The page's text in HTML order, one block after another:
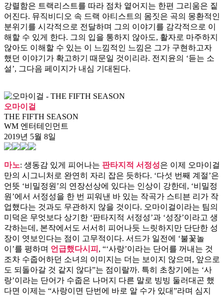
강렬함은 트랙리스트를 따라 점차 옅어지는 한편 그리움은 짙
어진다. 뮤직비디오 속 드랙 아티스트의 몸짓은 곡의 몽환적인
분위기를 시각적으로 전달하며 그의 이야기를 감각적으로 이
해할 수 있게 한다. 그의 입을 통하지 않아도, 활자로 마주하지
않아도 이해할 수 있는 이 느낌적인 느낌은 그가 구현하고자
했던 이야기가 확고하기 때문일 것이리라. 전지윤의 ‘듣는 소
설’, 그다음 페이지가 내심 기대된다.
오마이걸
THE FIFTH SEASON
WM 엔터테인먼트
2019년 5월 8일
마노: 생동감 있게 피어나는 판타지적 서정성은 이제 오마이걸
만의 시그니처로 완연히 자리 잡은 듯하다. ‘다섯 번째 계절’은
언뜻 ‘비밀정원’의 연장선상에 있다는 인상이 강한데, ‘비밀정
원’에서 서정성을 한 번 피워낸 바 있는 작곡가 스티븐 리가 작
업했다는 것과도 무관하지 않을 것이다. 오마이걸이라는 팀의
미덕은 무엇보다 상기한 ‘판타지적 서정성’과 ‘성장’이라고 생
각하는데, 본작에서도 서서히 피어나듯 느릿하지만 단단한 성
장이 엿보인다는 점이 고무적이다. 서드가 일전에 ‘불꽃놀
이’를 평하며 언급했다시피 , “‘사랑’이라는 단어를 꺼내는 것
조차 수줍어하던 소녀의 이미지는 더는 보이지 않으며, 앞으로
도 되돌아갈 것 같지 않다”는 점이랄까. 특히 초창기에는 ‘사
랑’이라는 단어가 수줍은 나머지 다른 말로 빙빙 둘러대곤 했
다면 이제는 “사랑이면 단번에 바로 알 수가 있대”라며 심지